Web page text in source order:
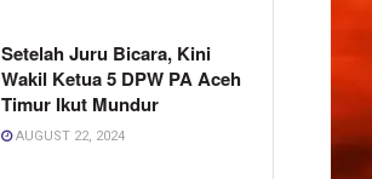
Setelah Juru Bicara, Kini
Wakil Ketua 5 DPW PA Aceh
Timur Ikut Mundur
AUGUST 22, 2024